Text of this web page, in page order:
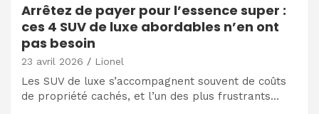
Arrêtez de payer pour l’essence super :
ces 4 SUV de luxe abordables n’en ont
pas besoin
23 avril 2026 Lionel
Les SUV de luxe s’accompagnent souvent de coûts
de propriété cachés, et l’un des plus frustrants…